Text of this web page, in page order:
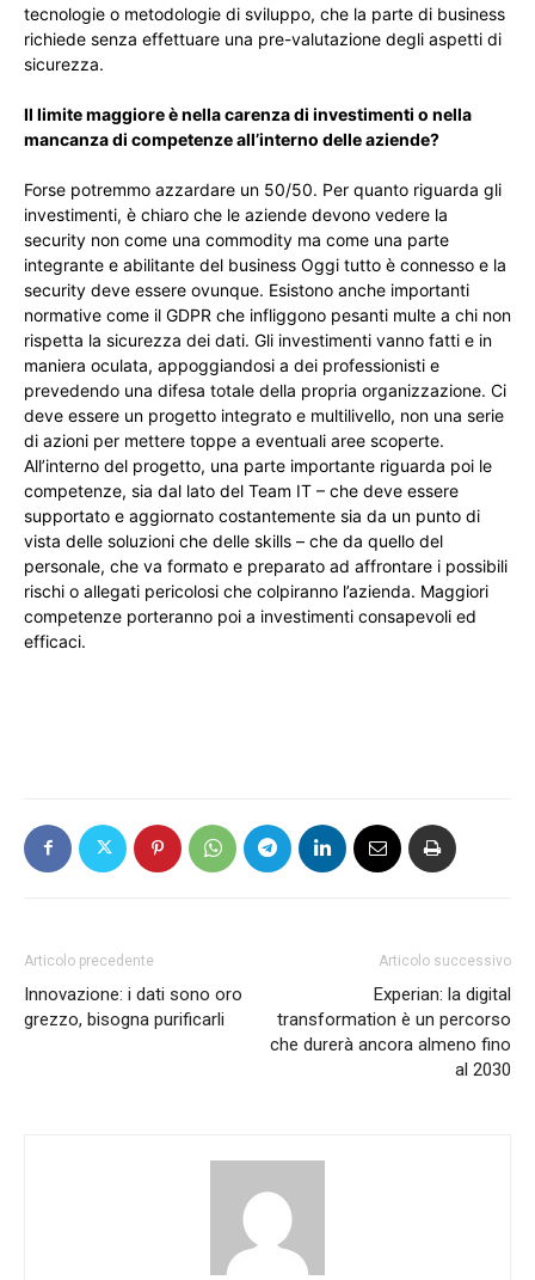
tecnologie o metodologie di sviluppo, che la parte di business
richiede senza effettuare una pre-valutazione degli aspetti di
sicurezza.
Il limite maggiore è nella carenza di investimenti o nella
mancanza di competenze all’interno delle aziende?
Forse potremmo azzardare un 50/50. Per quanto riguarda gli
investimenti, è chiaro che le aziende devono vedere la
security non come una commodity ma come una parte
integrante e abilitante del business Oggi tutto è connesso e la
security deve essere ovunque. Esistono anche importanti
normative come il GDPR che infliggono pesanti multe a chi non
rispetta la sicurezza dei dati. Gli investimenti vanno fatti e in
maniera oculata, appoggiandosi a dei professionisti e
prevedendo una difesa totale della propria organizzazione. Ci
deve essere un progetto integrato e multilivello, non una serie
di azioni per mettere toppe a eventuali aree scoperte.
All’interno del progetto, una parte importante riguarda poi le
competenze, sia dal lato del Team IT – che deve essere
supportato e aggiornato costantemente sia da un punto di
vista delle soluzioni che delle skills – che da quello del
personale, che va formato e preparato ad affrontare i possibili
rischi o allegati pericolosi che colpiranno l’azienda. Maggiori
competenze porteranno poi a investimenti consapevoli ed
efficaci.
Articolo precedente
Innovazione: i dati sono oro
grezzo, bisogna purificarli
Articolo successivo
Experian: la digital
transformation è un percorso
che durerà ancora almeno fino
al 2030